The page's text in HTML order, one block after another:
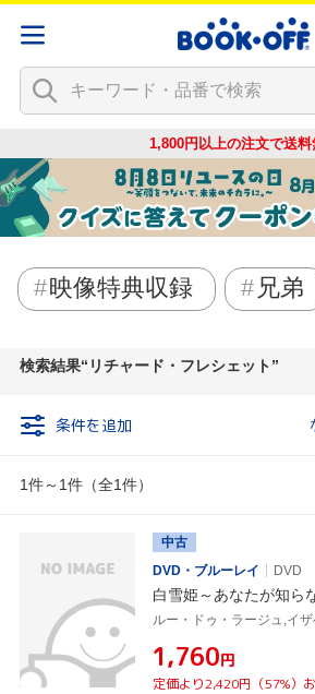
1,800円以上の注文で送料
映像特典収録 兄弟
検索結果 リチャード・フレシェット
条件を追加
1件～1件（全1件）
中古
DVD・ブルーレイ
DVD
白雪姫～あなたが知ら
¥1,760円
定価より2,420円（57%）